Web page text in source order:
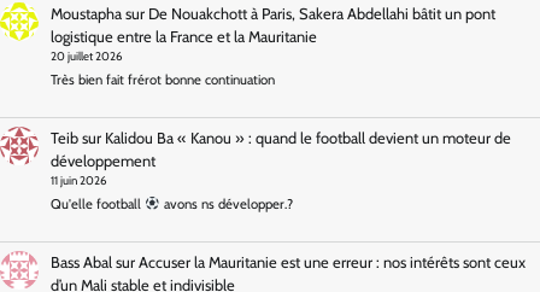
Moustaphasur De Nouakchott à Paris, Sakera Abdellahi bâtit un pont
logistique entre la France et la Mauritanie
20 juillet 2026
Très bien fait frérot bonne continuation
Teibsur Kalidou Ba « Kanou » : quand le football devient un moteur de
développement
11 juin 2026
Qu'elle football avons ns développer.?
Bass Abal sur Accuser la Mauritanie est une erreur : nos intérêts sont ceux
d’un Mali stable et indivisible